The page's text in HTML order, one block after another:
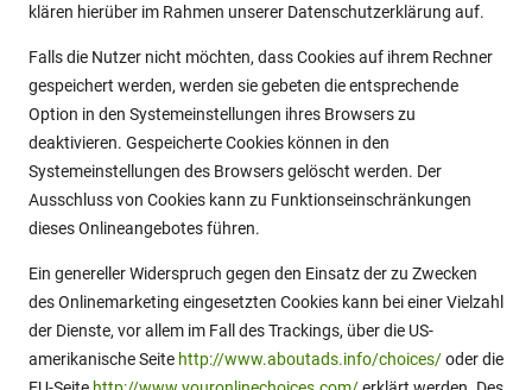
klären hierüber im Rahmen unserer Datenschutzerklärung auf.
Falls die Nutzer nicht möchten, dass Cookies auf ihrem Rechner
gespeichert werden, werden sie gebeten die entsprechende
Option in den Systemeinstellungen ihres Browsers zu
deaktivieren. Gespeicherte Cookies können in den
Systemeinstellungen des Browsers gelöscht werden. Der
Ausschluss von Cookies kann zu Funktionseinschränkungen
dieses Onlineangebotes führen.
Ein genereller Widerspruch gegen den Einsatz der zu Zwecken
des Onlinemarketing eingesetzten Cookies kann bei einer Vielzahl
der Dienste, vor allem im Fall des Trackings, über die US-
amerikanische Seite http://www.aboutads.info/choices/oder die